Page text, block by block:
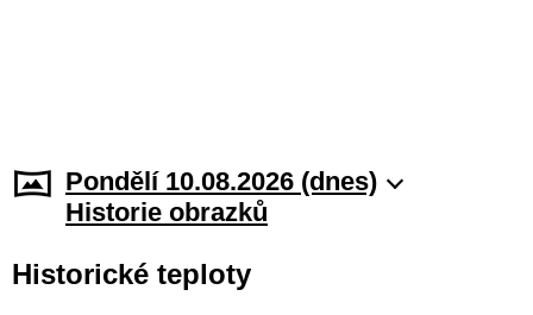
Pondělí 10.08.2026 (dnes)
Historie obrazků
Historické teploty